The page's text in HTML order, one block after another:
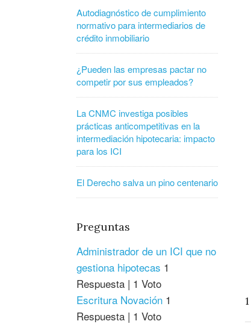
1
Autodiagnóstico de cumplimiento
normativo para intermediarios de
crédito inmobiliario
¿Pueden las empresas pactar no
competir por sus empleados?
La CNMC investiga posibles
prácticas anticompetitivas en la
intermediación hipotecaria: impacto
para los ICI
El Derecho salva un pino centenario
Preguntas
Administrador de un ICI que no
gestiona hipotecas 1
Respuesta | 1 Voto
Escritura Novación 1
Respuesta | 1 Voto